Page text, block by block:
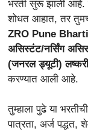
भरती सुरू झाली आहे.
शोधत आहात, तर
ZRO Pune
असिस्टंट/नर्सिंग
(जनरल ड्यूटी) लष्करी
करण्यात आली आहे.
तुम्हाला पुढे या
पात्रता, अर्ज पद्धत,